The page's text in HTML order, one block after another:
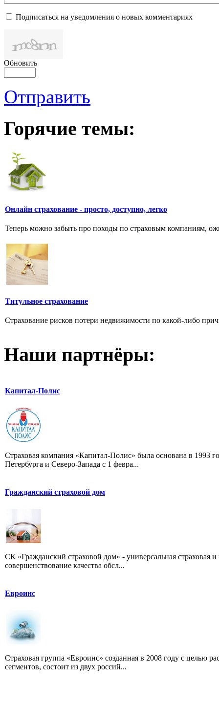
Подписаться на уведомления о новых комментариях
Обновить
Отправить
Горячие темы:
Онлайн страхование - просто, доступно, легко
Теперь можно забыть про походы по страховым компаниям,
Титульное страхование
Страхование рисков потери недвижимости по какой-либо
Наши партнёры:
Капитал-Полис
Страховая компания «Капитал-Полис» была основана в 1993
Петербурга и Северо-Запада с 1 февра...
Гражданский страховой дом
СК «Гражданский страховой дом» - универсальная страховая
совершенствование качества обсл...
Евроинс
Страховая группа «Евроинс» созданная в 2008 году с целью
сегментов, состоит из двух россий...